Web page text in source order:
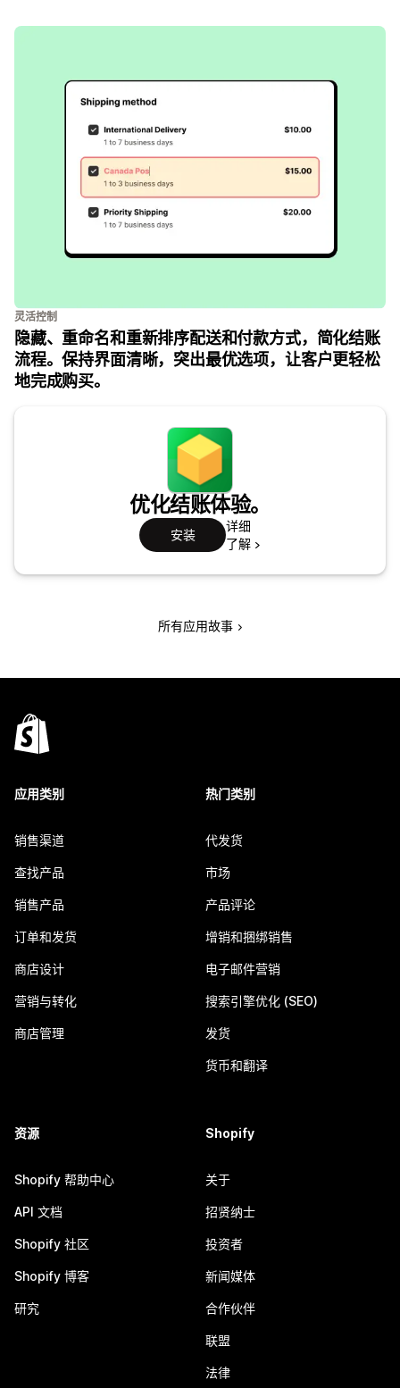
灵活控制
隐藏、重命名和重新排序配送和付款方式，简化结账
流程。保持界面清晰，突出最优选项，让客户更轻松
地完成购买。
优化结账体验。
安装
详细
了解
所有应用故事
应用类别
销售渠道
查找产品
销售产品
订单和发货
商店设计
营销与转化
商店管理
热门类别
代发货
市场
产品评论
增销和捆绑销售
电子邮件营销
搜索引擎优化 (SEO)
发货
货币和翻译
资源
Shopify 帮助中心
API 文档
Shopify 社区
Shopify 博客
研究
Shopify
关于
招贤纳士
投资者
新闻媒体
合作伙伴
联盟
法律